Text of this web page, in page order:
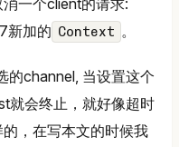
新加的 Context 。
的channel, 当设置这个
就会终止，就好像超时
，在写本文的时候我